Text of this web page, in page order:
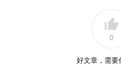
0
好文章，需要